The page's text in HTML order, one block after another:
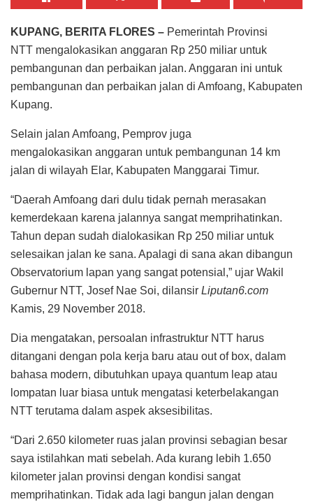
KUPANG, BERITA FLORES – Pemerintah Provinsi
NTT mengalokasikan anggaran Rp 250 miliar untuk
pembangunan dan perbaikan jalan. Anggaran ini untuk
pembangunan dan perbaikan jalan di Amfoang, Kabupaten
Kupang.
Selain jalan Amfoang, Pemprov juga
mengalokasikan anggaran untuk pembangunan 14 km
jalan di wilayah Elar, Kabupaten Manggarai Timur.
“Daerah Amfoang dari dulu tidak pernah merasakan
kemerdekaan karena jalannya sangat memprihatinkan.
Tahun depan sudah dialokasikan Rp 250 miliar untuk
selesaikan jalan ke sana. Apalagi di sana akan dibangun
Observatorium lapan yang sangat potensial,” ujar Wakil
Gubernur NTT, Josef Nae Soi, dilansir Liputan6.com
Kamis, 29 November 2018.
Dia mengatakan, persoalan infrastruktur NTT harus
ditangani dengan pola kerja baru atau out of box, dalam
bahasa modern, dibutuhkan upaya quantum leap atau
lompatan luar biasa untuk mengatasi keterbelakangan
NTT terutama dalam aspek aksesibilitas.
“Dari 2.650 kilometer ruas jalan provinsi sebagian besar
saya istilahkan mati sebelah. Ada kurang lebih 1.650
kilometer jalan provinsi dengan kondisi sangat
memprihatinkan. Tidak ada lagi bangun jalan dengan